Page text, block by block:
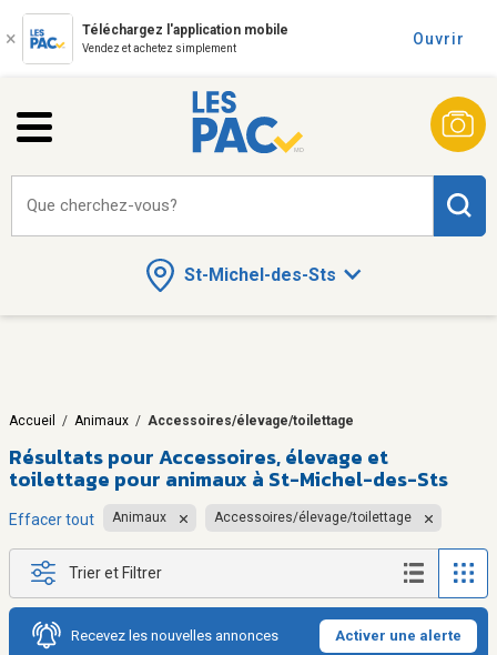
Téléchargez l'application mobile
Vendez et achetez simplement
Ouvrir
St-Michel-des-Sts
Que cherchez-vous?
Accueil / Animaux / Accessoires/élevage/toilettage
Résultats pourAccessoires, élevage et
toilettage pour animaux à St-Michel-des-Sts
Effacer tout Animaux Accessoires/élevage/toilettage
Trier et Filtrer
Recevez les nouvelles annonces Activer une alerte